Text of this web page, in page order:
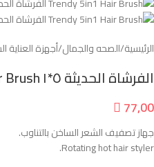
الرئيسية/الصحه والجمال/أجهزة العناية
الفرشاة الحديثة ٥*١ Trendy 5in1 Hair Brush
77,00
جهاز تصفيف الشعر الساخن بالتناوب.
Rotating hot hair styler.